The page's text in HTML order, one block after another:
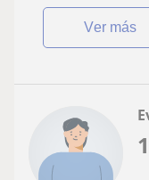
ver más